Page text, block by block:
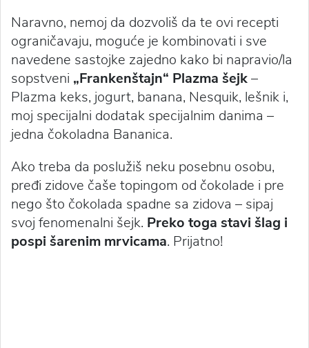
Naravno, nemoj da dozvoliš da te ovi recepti
ograničavaju, moguće je kombinovati i sve
navedene sastojke zajedno kako bi napravio/la
sopstveni „Frankenštajn“ Plazma šejk–
Plazma keks, jogurt, banana, Nesquik, lešnik i,
moj specijalni dodatak specijalnim danima –
jedna čokoladna Bananica.
Ako treba da poslužiš neku posebnu osobu,
pređi zidove čaše topingom od čokolade i pre
nego što čokolada spadne sa zidova – sipaj
svoj fenomenalni šejk. Preko toga stavi šlag i
pospi šarenim mrvicama. Prijatno!